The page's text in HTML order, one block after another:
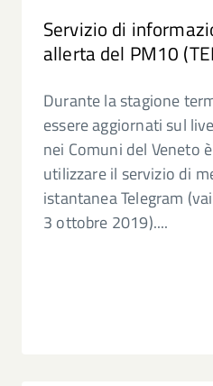
Servizio di
allerta del PM10
Durante la stagione
essere aggiornati sul
nei Comuni del Veneto
utilizzare il servizio di
istantanea Telegram
3 ottobre 2019)....